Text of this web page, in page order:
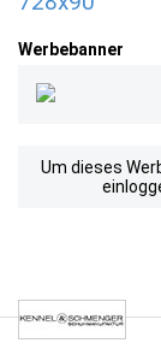
Werbebanner
Um dieses